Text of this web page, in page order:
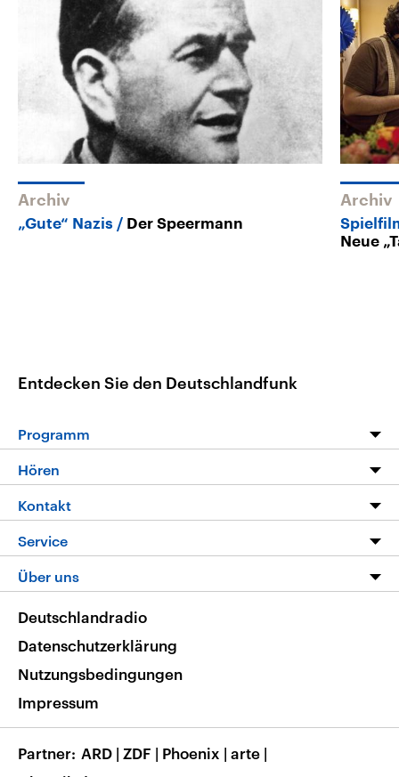
Archiv
„Gute“ Nazis Der Speermann
Archiv
Neue
Entdecken Sie den Deutschlandfunk
Programm
Programm
Die Nachrichten
Nachrichtenleicht
Neue Beiträge auf dlf.de
Hören
Livestream
Podcasts
Deutschlandfunk App
Nachrichten App
Frequenzen
Kontakt
Hörerservice
Service
FAQ
Veranstaltungen
Musikliste
RSS
Über uns
Barrierefreiheit
Deutschlandradio
Datenschutzerklärung
Nutzungsbedingungen
Impressum
Partner ARD | ZDF | Phoenix | arte |